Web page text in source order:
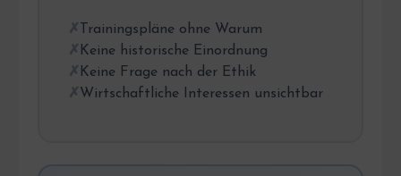
Trainingspläne ohne Warum
Keine historische Einordnung
Keine Frage nach der Ethik
Wirtschaftliche Interessen unsichtbar